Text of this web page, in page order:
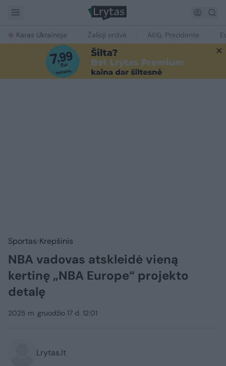
Karas Ukrainoje Žalioji erdvė Ačiū, Prezidente
Sportas Krepšinis
NBA vadovas atskleidė vieną
kertinę „NBA Europe“ projekto
detalę
2025 m. gruodžio 17 d. 12:01
Lrytas.lt